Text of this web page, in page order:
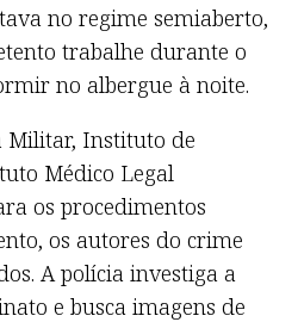
no regime semiaberto,
trabalhe durante o
no albergue à noite.
Militar, Instituto de
Médico Legal
os procedimentos
os autores do crime
A polícia investiga a
e busca imagens de